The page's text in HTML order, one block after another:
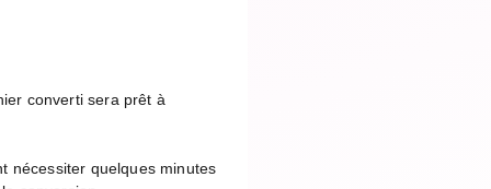
converti sera prêt à
nécessiter quelques minutes